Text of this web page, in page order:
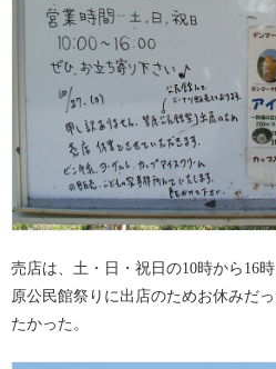
売店は、土・日・祝日の10時から16
原公民館祭りに出店のためお休みだ
たかった。